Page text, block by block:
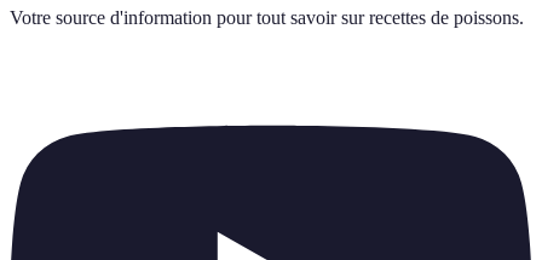
Votre source d'information pour tout savoir sur recettes de poissons.